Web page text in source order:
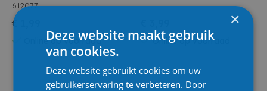
612077
€ 1,99
Online op voorraad Online op voorraad
×
Deze website maakt gebruik
van cookies.
Deze website gebruikt cookies om uw
gebruikerservaring te verbeteren. Door